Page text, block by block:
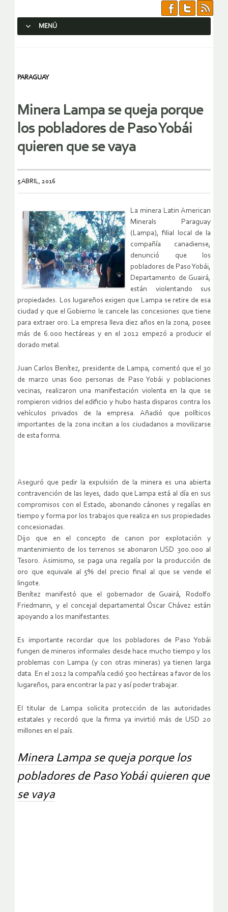
MENÚ
PARAGUAY
Minera Lampa se queja porque
los pobladores de Paso Yobái
quieren que se vaya
5 ABRIL, 2016
La minera Latin American
Minerals Paraguay
(Lampa), filial local de la
compañía canadiense,
denunció que los
pobladores de Paso Yobái,
Departamento de Guairá,
están violentando sus
propiedades. Los lugareños exigen que Lampa se retire de esa
ciudad y que el Gobierno le cancele las concesiones que tiene
para extraer oro. La empresa lleva diez años en la zona, posee
más de 6.000 hectáreas y en el 2012 empezó a producir el
dorado metal.
Juan Carlos Benítez, presidente de Lampa, comentó que el 30
de marzo unas 600 personas de Paso Yobái y poblaciones
vecinas, realizaron una manifestación violenta en la que se
rompieron vidrios del edificio y hubo hasta disparos contra los
vehículos privados de la empresa. Añadió que políticos
importantes de la zona incitan a los ciudadanos a movilizarse
de esta forma.
Aseguró que pedir la expulsión de la minera es una abierta
contravención de las leyes, dado que Lampa está al día en sus
compromisos con el Estado, abonando cánones y regalías en
tiempo y forma por los trabajos que realiza en sus propiedades
concesionadas.
Dijo que en el concepto de canon por explotación y
mantenimiento de los terrenos se abonaron USD 300.000 al
Tesoro. Asimismo, se paga una regalía por la producción de
oro que equivale al 5% del precio final al que se vende el
lingote.
Benítez manifestó que el gobernador de Guairá, Rodolfo
Friedmann, y el concejal departamental Óscar Chávez están
apoyando a los manifestantes.
Es importante recordar que los pobladores de Paso Yobái
fungen de mineros informales desde hace mucho tiempo y los
problemas con Lampa (y con otras mineras) ya tienen larga
data. En el 2012 la compañía cedió 500 hectáreas a favor de los
lugareños, para encontrar la paz y así poder trabajar.
El titular de Lampa solicita protección de las autoridades
estatales y recordó que la firma ya invirtió más de USD 20
millones en el país.
Minera Lampa se queja porque los
pobladores de Paso Yobái quieren que
se vaya